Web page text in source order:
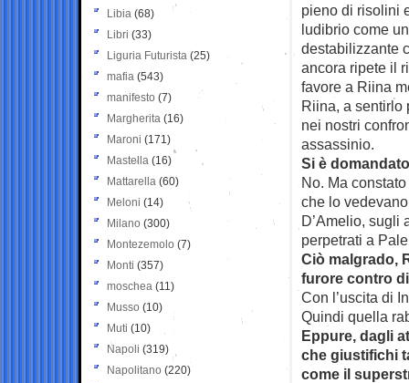
pieno di risolini
ludibrio come
destabilizzante
ancora ripete il
favore a Riina
Riina, a sentirlo
nei nostri
assassinio.
Si è
No. Ma
che lo
D’Amelio, sugli
perpetrati a
Ciò malgrado,
furore contro
Con l’uscita di
Quindi quella
Eppure, dagli
che giustifichi
come il
Libia (68)
Libri (33)
Liguria Futurista (25)
mafia (543)
manifesto (7)
Margherita (16)
Maroni (171)
Mastella (16)
Mattarella (60)
Meloni (14)
Milano (300)
Montezemolo (7)
Monti (357)
moschea (11)
Musso (10)
Muti (10)
Napoli (319)
Napolitano (220)